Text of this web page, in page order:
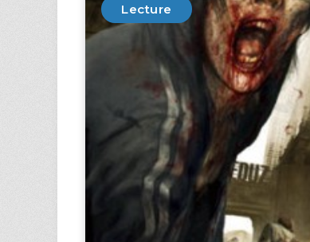
Lecture